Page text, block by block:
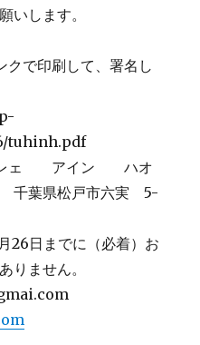
いします。
クで印刷して、署名し
tuhinh.pdf
レェ アイン ハオ
千葉県松戸市六実 5-
26日までに（必着）お
りません。